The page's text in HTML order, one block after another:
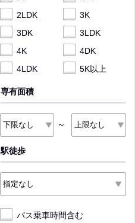
2LDK
3K
3DK
3LDK
4K
4DK
4LDK
5K以上
専有面積
～
駅徒歩
バス乗車時間含む